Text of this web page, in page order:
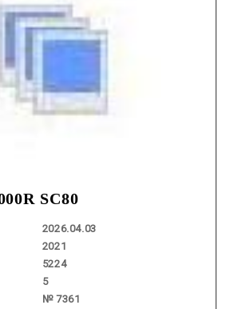
SC80
2026.04.03
2021
5224
5
№ 7361